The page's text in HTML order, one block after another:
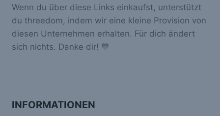
Wenn du über diese Links einkaufst, unterstützt
du threedom, indem wir eine kleine Provision von
diesen Unternehmen erhalten. Für dich ändert
sich nichts. Danke dir! 💙
INFORMATIONEN